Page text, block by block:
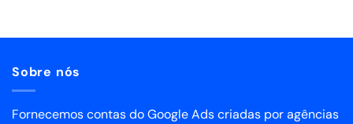
Sobre nós
Fornecemos contas do Google Ads criadas por agências